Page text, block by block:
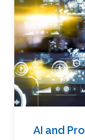
AI and